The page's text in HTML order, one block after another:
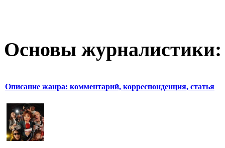
Основы журналистики:
Описание жанра: комментарий, корреспонденция, статья